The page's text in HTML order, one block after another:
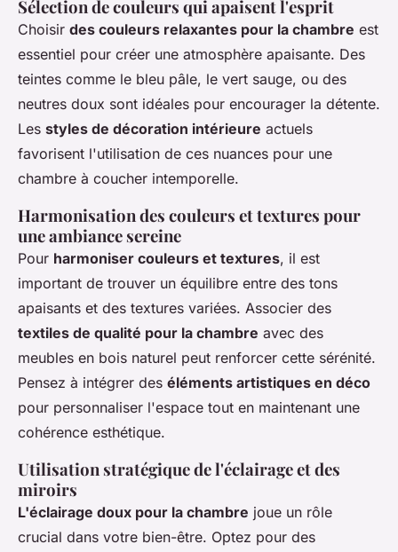
Sélection de couleurs qui apaisent l'esprit
Choisir des couleurs relaxantes pour la chambre est
essentiel pour créer une atmosphère apaisante. Des
teintes comme le bleu pâle, le vert sauge, ou des
neutres doux sont idéales pour encourager la détente.
Les styles de décoration intérieure actuels
favorisent l'utilisation de ces nuances pour une
chambre à coucher intemporelle.
Harmonisation des couleurs et textures pour
une ambiance sereine
Pour harmoniser couleurs et textures, il est
important de trouver un équilibre entre des tons
apaisants et des textures variées. Associer des
textiles de qualité pour la chambre avec des
meubles en bois naturel peut renforcer cette sérénité.
Pensez à intégrer des éléments artistiques en déco
pour personnaliser l'espace tout en maintenant une
cohérence esthétique.
Utilisation stratégique de l'éclairage et des
miroirs
L'éclairage doux pour la chambre joue un rôle
crucial dans votre bien-être. Optez pour des